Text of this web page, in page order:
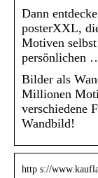
Dann
posterXXL,
Motiven
persönlichen
Bilder als
Millionen
verschiedene
Wandbild!
http s://